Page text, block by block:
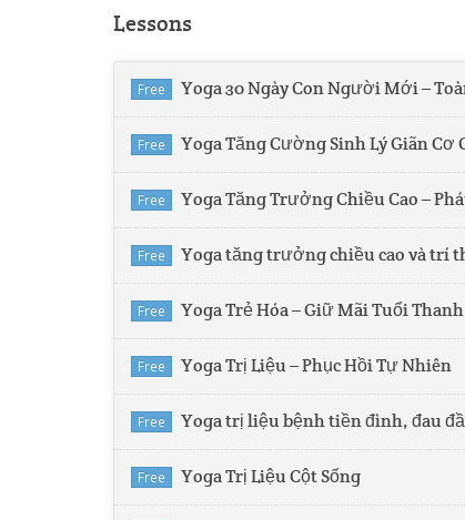
Lessons
Free Yoga 30 Ngày Con Người Mới –
Free Yoga Tăng Cường Sinh Lý Giãn Cơ
Free Yoga Tăng Trưởng Chiều Cao –
Free Yoga tăng trưởng chiều cao và trí
Free Yoga Trẻ Hóa – Giữ Mãi Tuổi
Free Yoga Trị Liệu – Phục Hồi Tự Nhiên
Free Yoga trị liệu bệnh tiền đình, đau
Free Yoga Trị Liệu Cột Sống